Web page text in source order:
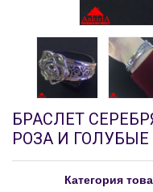
БРАСЛЕТ
РОЗА И
Категория